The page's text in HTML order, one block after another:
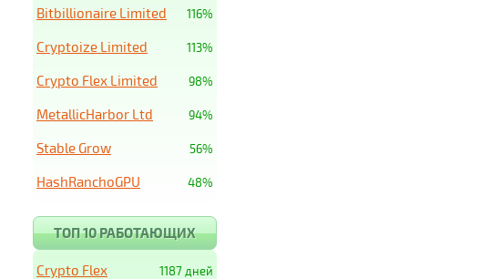
116%
Bitbillionaire Limited
113%
Cryptoize Limited
98%
Crypto Flex Limited
94%
MetallicHarbor Ltd
56%
Stable Grow
48%
HashRanchoGPU
ТОП 10 РАБОТАЮЩИХ
1187 дней
Crypto Flex